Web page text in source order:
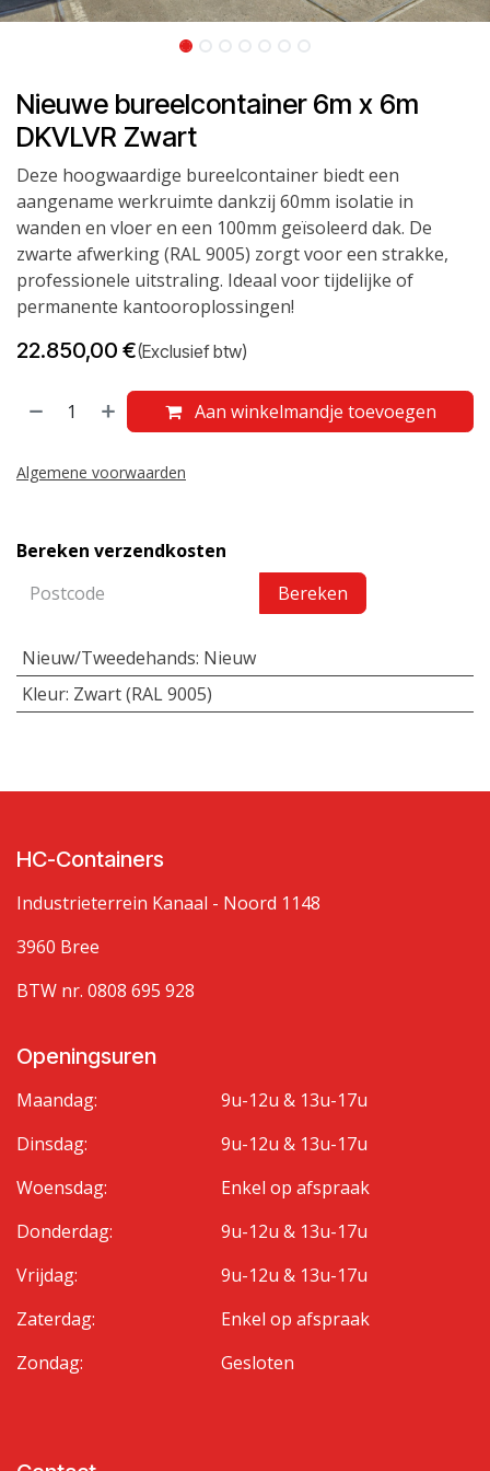
Nieuwe bureelcontainer 6m x 6m
DKVLVR Zwart
Deze hoogwaardige bureelcontainer biedt een
aangename werkruimte dankzij 60mm isolatie in
wanden en vloer en een 100mm geïsoleerd dak. De
zwarte afwerking (RAL 9005) zorgt voor een strakke,
professionele uitstraling. Ideaal voor tijdelijke of
permanente kantooroplossingen!
22.850,00 €(Exclusief btw)
Aan winkelmandje toevoegen
Algemene voorwaarden
Bereken verzendkosten
Bereken
Nieuw/Tweedehands: Nieuw
Kleur: Zwart (RAL 9005)
HC-Containers
Industrieterrein Kanaal - Noord 1148
3960 Bree
BTW nr. 0808 695 928
Openingsuren
Maandag:
Dinsdag:
Woensdag:
Donderdag:
Vrijdag:
Zaterdag:
Zondag:
9u-12u & 13u-17u
9u-12u & 13u-17u
Enkel op afspraak
9u-12u & 13u-17u
9u-12u & 13u-17u
Enkel op afspraak
Gesloten